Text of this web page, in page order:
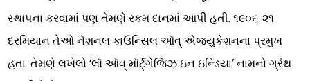
સ્થાપના કરવામાં પણ તેમણે રકમ દાનમાં આપી હતી. ૧૯૦૬-૨૧
દરમિયાન તેઓ નૅશનલ કાઉન્સિલ ઑવ્ એજ્યુકેશનના પ્રમુખ
હતા. તેમણે લખેલો ‘લૉ ઑવ્ મૉર્ટ્ગેજિઝ ઇન ઇન્ડિયા’ નામનો ગ્રંથ